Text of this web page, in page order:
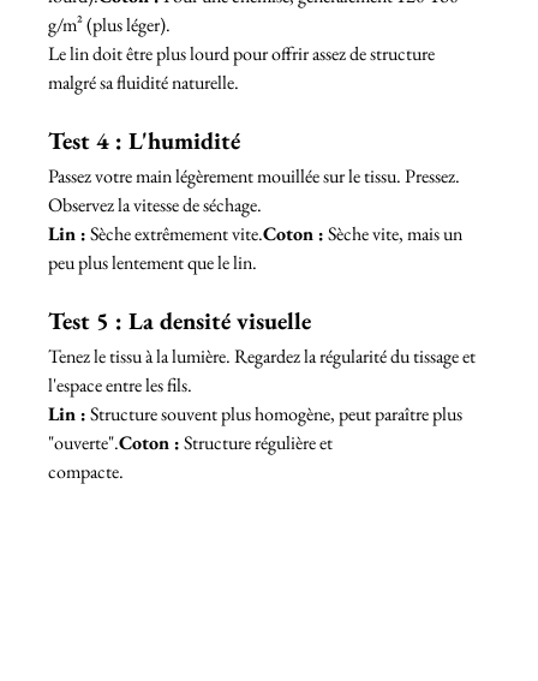
g/m² (plus léger).
Le lin doit être plus lourd pour offrir assez de structure
malgré sa fluidité naturelle.
Test 4 : L'humidité
Passez votre main légèrement mouillée sur le tissu. Pressez.
Observez la vitesse de séchage.
Lin : Sèche extrêmement vite.Coton : Sèche vite, mais un
peu plus lentement que le lin.
Test 5 : La densité visuelle
Tenez le tissu à la lumière. Regardez la régularité du tissage et
l'espace entre les fils.
Lin : Structure souvent plus homogène, peut paraître plus
"ouverte".Coton : Structure régulière et
compacte.